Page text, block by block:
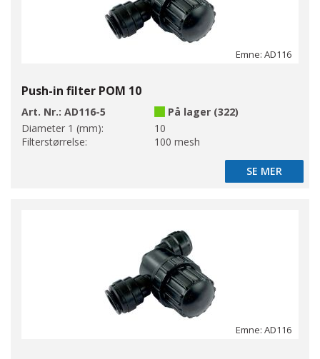
Emne: AD116
Push-in filter POM 10
Art. Nr.: AD116-5
På lager (322)
Diameter 1 (mm):
10
Filterstørrelse:
100 mesh
SE MER
SE MER
Emne: AD116